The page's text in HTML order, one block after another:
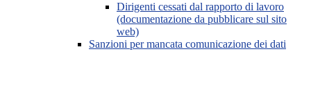
Dirigenti cessati dal rapporto di lavoro
(documentazione da pubblicare sul sito
web)
Sanzioni per mancata comunicazione dei dati